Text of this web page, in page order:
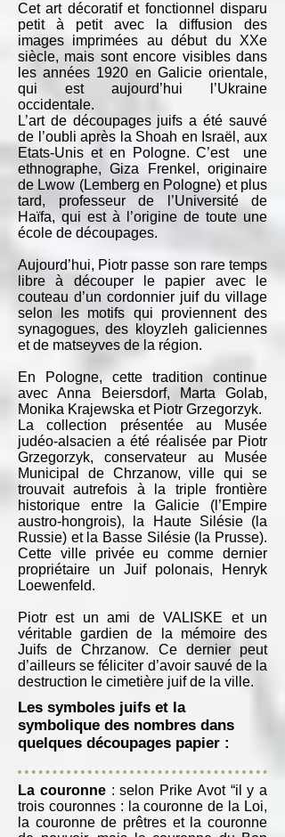
Cet art décoratif et fonctionnel disparu
petit à petit avec la diffusion des
images imprimées au début du XXe
siècle, mais sont encore visibles dans
les années 1920 en Galicie orientale,
qui est aujourd’hui l’Ukraine
occidentale.
L’art de découpages juifs a été sauvé
de l’oubli après la Shoah en Israël, aux
Etats-Unis et en Pologne. C’est une
ethnographe, Giza Frenkel, originaire
de Lwow (Lemberg en Pologne) et plus
tard, professeur de l’Université de
Haïfa, qui est à l’origine de toute une
école de découpages.
Aujourd’hui, Piotr passe son rare temps
libre à découper le papier avec le
couteau d’un cordonnier juif du village
selon les motifs qui proviennent des
synagogues, des kloyzleh galiciennes
et de matseyves de la région.
En Pologne, cette tradition continue
avec Anna Beiersdorf, Marta Golab,
Monika Krajewska et Piotr Grzegorzyk.
La collection présentée au Musée
judéo-alsacien a été réalisée par Piotr
Grzegorzyk, conservateur au Musée
Municipal de Chrzanow, ville qui se
trouvait autrefois à la triple frontière
historique entre la Galicie (l’Empire
austro-hongrois), la Haute Silésie (la
Russie) et la Basse Silésie (la Prusse).
Cette ville privée eu comme dernier
propriétaire un Juif polonais, Henryk
Loewenfeld.
Piotr est un ami de VALISKE et un
véritable gardien de la mémoire des
Juifs de Chrzanow. Ce dernier peut
d’ailleurs se féliciter d’avoir sauvé de la
destruction le cimetière juif de la ville.
Les symboles juifs et la
symbolique des nombres dans
quelques découpages papier :
La couronne: selon Prike Avot “il y a
trois couronnes : la couronne de la Loi,
la couronne de prêtres et la couronne